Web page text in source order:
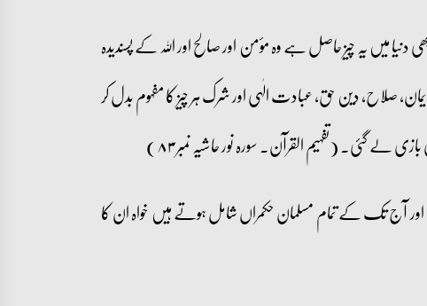
میں یہ چیز حاصل ہے وہ مؤمن اور صالح اور اللہ کے پسندیدہ
صلاح، دین حق، عبادت الٰہی اور شرک ہر چیز کا مفہوم بدل کر
گئی۔ (تفہیم القرآن۔ سورہ نور حاشیہ نمبر ۸۳)
آج تک کے تمام مسلمان حکمراں شامل ہوتے ہیں خواہ ان کا